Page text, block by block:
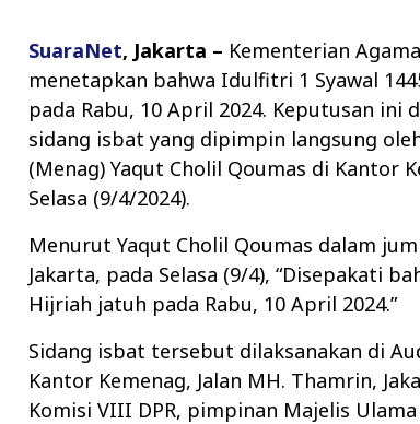
SuaraNet, Jakarta – Kementerian
menetapkan bahwa Idulfitri 1 Syawal
pada Rabu, 10 April 2024. Keputusan ini
sidang isbat yang dipimpin langsung
(Menag) Yaqut Cholil Qoumas di Kantor
Selasa (9/4/2024).
Menurut Yaqut Cholil Qoumas dalam
Jakarta, pada Selasa (9/4), “Disepakati
Hijriah jatuh pada Rabu, 10 April 2024.”
Sidang isbat tersebut dilaksanakan di
Kantor Kemenag, Jalan MH. Thamrin,
Komisi VIII DPR, pimpinan Majelis